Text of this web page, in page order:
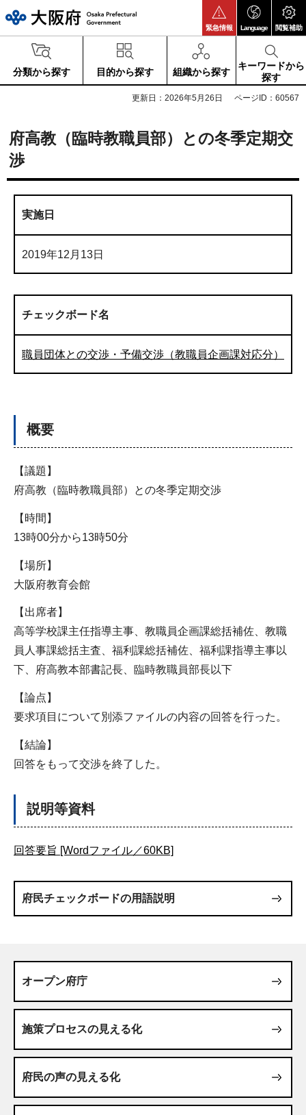
緊急情報 Language 閲覧補助
分類から探す 目的から探す 組織から探す
キーワードから
探す
更新日：2026年5月26日 ページID：60567
府高教（臨時教職員部）との冬季定期交
渉
実施日
2019年12月13日
チェックボード名
職員団体との交渉・予備交渉（教職員企画課対応分）
概要
【議題】
府高教（臨時教職員部）との冬季定期交渉
【時間】
13時00分から13時50分
【場所】
大阪府教育会館
【出席者】
高等学校課主任指導主事、教職員企画課総括補佐、教職
員人事課総括主査、福利課総括補佐、福利課指導主事以
下、府高教本部書記長、臨時教職員部長以下
【論点】
要求項目について別添ファイルの内容の回答を行った。
【結論】
回答をもって交渉を終了した。
説明等資料
回答要旨 [Wordファイル／60KB]
府民チェックボードの用語説明
オープン府庁
施策プロセスの見える化
府民の声の見える化